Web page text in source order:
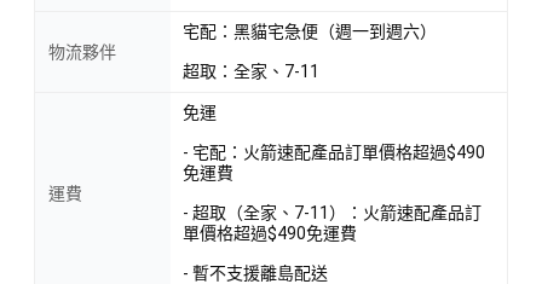
物流夥伴
宅配：黑貓宅急便（週一到週六）
超取：全家、7-11
運費
免運
- 宅配：火箭速配產品訂單價格超過$490
免運費
- 超取（全家、7-11）：火箭速配產品訂
單價格超過$490免運費
- 暫不支援離島配送